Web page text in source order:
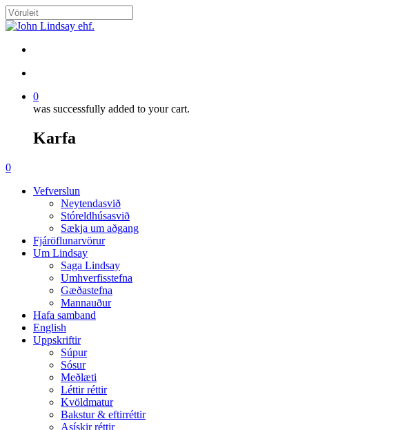
Skip
to
content
Close
0
was successfully added to your cart.
Karfa
Menu
search
account
0
Vefverslun
Neytendasvið
Stóreldhúsasvið
Sækja um aðgang
Fjáröflunarvörur
Um Lindsay
Saga Lindsay
Umhverfisstefna
Gæðastefna
Mannauður
Hafa samband
English
Uppskriftir
Súpur
Sósur
Meðlæti
Léttir réttir
Kvöldmatur
Bakstur & eftirréttir
Asískir réttir